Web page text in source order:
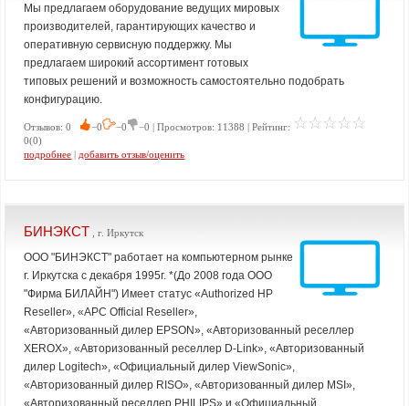
Мы предлагаем оборудование ведущих мировых
производителей, гарантирующих качество и
оперативную сервисную поддержку. Мы
предлагаем широкий ассортимент готовых
типовых решений и возможность самостоятельно подобрать
конфигурацию.
Отзывов: 0 −0 −0
−0 | Просмотров: 11388 | Рейтинг:
0(0)
подробнее | добавить отзыв/оценить
БИНЭКСТ , г. Иркутск
ООО "БИНЭКСТ" работает на компьютерном рынке
г. Иркутска с декабря 1995г. *(До 2008 года ООО
"Фирма БИЛАЙН") Имеет статус «Authorized HP
Reseller», «APC Official Reseller»,
«Авторизованный дилер EPSON», «Авторизованный реселлер
XEROX», «Авторизованный реселлер D-Link», «Авторизованный
дилер Logitech», «Официальный дилер ViewSonic»,
«Авторизованный дилер RISO», «Авторизованный дилер MSI»,
«Авторизованный реселлер PHILIPS» и «Официальный